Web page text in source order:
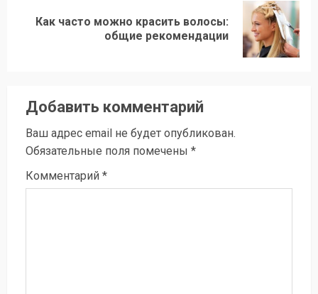
Следующая
Как часто можно красить волосы:
общие рекомендации
Добавить комментарий
Ваш адрес email не будет опубликован.
Обязательные поля помечены *
Комментарий *